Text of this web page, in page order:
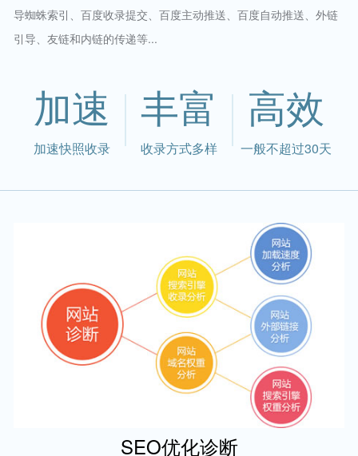
导蜘蛛索引、百度收录提交、百度主动推送、百度自动推送、外链
引导、友链和内链的传递等...
加速
加速快照收录
丰富
收录方式多样
高效
一般不超过30天
SEO优化诊断